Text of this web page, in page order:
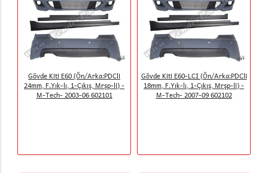
Gövde Kiti E60 (Ön/Arka:PDCli
24mm, F.Yık-lı, 1-Çıkış, Mrşp-li) -
M-Tech- 2003-06 602101
Gövde Kiti E60-LCI (Ön/Arka:PDCli
18mm, F.Yık-lı, 1-Çıkış, Mrşp-li) -
M-Tech- 2007-09 602102